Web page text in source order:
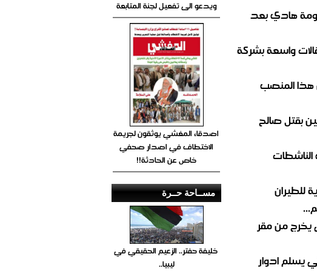
هادي بعد
واسعة بشركة
هذا المنصب
بقتل صالح
الناشطات
للطيران
يخرج من مقر
يسلم ادوار
ويدعو الى تفعيل لجنة المتابعة
اصدقاء المغشي يوثقون لجريمة
الاختطاف في اصدار صحفي
خاص عن الحادثة!!
مســاحة حــرة
خليفة حفتر.. الزعيم الحقيقي في
ليبيا..